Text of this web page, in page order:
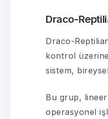
Draco-
Draco-
kontrol
sistem,
Bu grup,
operasyonel